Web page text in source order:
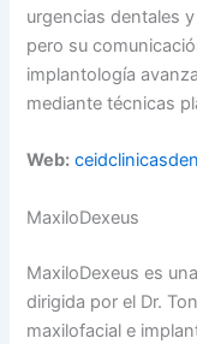
urgencias dentales
pero su
implantología
mediante técnicas
Web:
MaxiloDexeus
MaxiloDexeus es
dirigida por el Dr.
maxilofacial e